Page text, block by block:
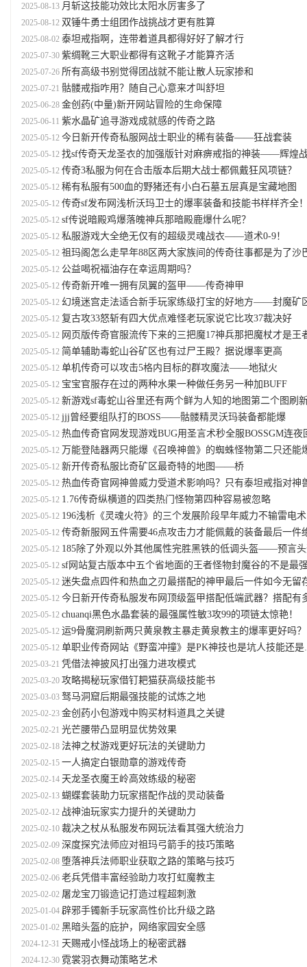
2025-08-13 月斩这技能功效比太阳水厉害多了
2025-08-12 双锤牛勇士组团作战挑战才更有胜算
2025-08-02 泰坦戒指啊，连带着道具都得好好了解才行
2025-07-30 紫绸靴三大职业都得有这靴子才能算齐活
2025-07-26 所有高级书别觉得团战就不能让散人玩家掺和
2025-07-21 骷髅戒指咋用？随自己心意来才叫舒坦
2025-06-28 金创药(中量)新开网站冒险的生命保障
2025-06-11 紫水晶矿追寻游戏成就感的传奇之路
2025-05-12 今日新开传奇私服网战士职业的稀有装备——狂战套装
2025-05-12 找sf传奇天龙圣衣的加强版针对麻痹戒指的神装——辉煌
2025-05-12 传奇3私服为何在合击版本后期大战士都佩戴狂风项链？
2025-05-12 稀有私服有500血的野猪还有小白石墓五层真是宝藏地图
2025-05-12 传奇sf发布网浅析沃玛卫士的爆率装备和技能书样样齐全
2025-05-12 sf传说暗殿鸡爆落魄神兵那暗殿鹿爆什么呢？
2025-05-12 私服游戏大全绝无仅有的超级灵魂战衣——道术0-9！
2025-05-12 祖玛阁怎么走早年88区两大家族间的传奇往事都是为了沙
2025-05-12 公益喝祝福油存在幸运周期吗？
2025-05-12 传奇新开唯一拥有凤翼的盔甲——传奇神甲
2025-05-12 幻境迷宫走法适合新手玩家练级打宝的好地方——封魔矿
2025-05-12 复古攻33怒斩有四大优点难怪老玩家说它比攻37裁决好
2025-05-12 网页版传奇官服流传下来的三把魔17神兵那把魔杖才是王
2025-05-12 简单辅助毒蛇山谷矿区也有过尸王殿？据说爆率更高
2025-05-12 单机传奇可以攻击5格内目标的群攻魔法——地狱火
2025-05-12 宝宝官服存在过的两种水果一种做任务另一种加BUFF
2025-05-12 新游戏sf毒蛇山谷里还有两个鲜为人知的地图第二个图刷新蛇
2025-05-12 jjj曾经要组队打的BOSS——骷髅精灵沃玛装备都能爆
2025-05-12 热血传奇官网发现游戏BUG用圣言术秒全服BOSSGM连夜回
2025-05-12 万能登陆器两只能爆《召唤神兽》的蜘蛛怪物第二只还能爆祖
2025-05-12 新开传奇私服比奇矿区最奇特的地图——桥
2025-05-12 热血传奇官网神兽威力受道术影响吗？只有泰坦戒指对神兽有加持效
2025-05-12 1.76传奇纵横道的四类热门怪物第四种容易被忽略
2025-05-12 196浅析《灵魂火符》的三个发展阶段早年威力不输雷电术
2025-05-12 传奇新服网五件需要46点攻击力才能佩戴的装备最后一件
2025-05-12 185除了外观以外其他属性完胜黑铁的低调头盔——预言
2025-05-12 sf网站复古版本中五个省地面的王者怪物封魔谷的不是最
2025-05-12 迷失盘点四件和热血之刃最搭配的神甲最后一件如今无留
2025-05-12 今日新开传奇私服发布网顶级盔甲搭配低端武器？搭配有多不协调属性就有多强
2025-05-12 chuanqi黑色水晶套装的最强属性敏3攻99的项链太惊艳！
2025-05-12 运9骨魔洞刷新两只黄泉教主暴走黄泉教主的爆率更好吗？
2025-05-12 单职业传奇网站《野蛮冲撞》是PK神技也是坑人技能还是逃生技能
2025-03-21 凭借法神披风打出强力进攻模式
2025-03-20 攻略揭秘玩家借钉耙猫获高级技能书
2025-03-03 驽马洞窟后期最强技能的试炼之地
2025-02-23 金创药小包游戏中购买材料道具之关键
2025-02-21 光芒腰带凸显明显优势效果
2025-02-18 法神之杖游戏更好玩法的关键助力
2025-02-15 一人搞定白银勋章的游戏传奇
2025-02-14 天龙圣衣魔王岭高效练级的秘密
2025-02-13 蝴蝶套装助力玩家搭配作战的灵动装备
2025-02-12 战神油玩家实力提升的关键助力
2025-02-10 裁决之杖从私服发布网玩法看其强大统治力
2025-02-09 深度探究法师应对祖玛弓箭手的技巧策略
2025-02-08 堕落神兵法师职业获取之路的策略与技巧
2025-02-06 老兵凭借丰富经验助力攻打虹魔教主
2025-02-02 屠龙宝刀锻造记打造过程超刺激
2025-01-04 辟邪手镯新手玩家高性价比升级之路
2025-01-02 黑暗头盔的庇护，网络家园安全感
2024-12-31 天赐戒小怪战场上的秘密武器
2024-12-30 霓裳羽衣舞动策略艺术